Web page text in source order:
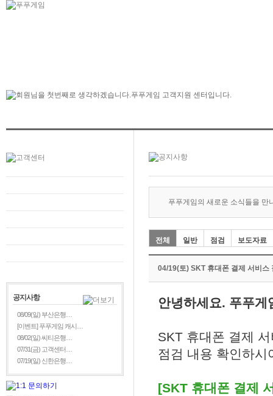
공지사항
08/09(일) 부산은행…
[이벤트] 푸푸게임 캐시…
08/02(일) 씨티은행…
07/31(금) 고객센터…
07/19(일) 신한은행…
푸푸게임의 새로운 소식들을 만
전체 일반 점검 보도자료
04/19(토) SKT 휴대폰 결제 서비스
안녕하세요. 푸푸게
SKT 휴대폰 결제
점검 내용 확인하
[SKT 휴대폰 결제